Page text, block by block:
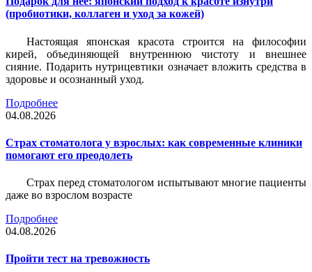
(пробиотики, коллаген и уход за кожей)
Настоящая японская красота строится на философии
кирей, объединяющей внутреннюю чистоту и внешнее
сияние. Подарить нутрицевтики означает вложить средства в
здоровье и осознанный уход.
Подробнее
04.08.2026
Страх стоматолога у взрослых: как современные клиники
помогают его преодолеть
Страх перед стоматологом испытывают многие пациенты
даже во взрослом возрасте
Подробнее
04.08.2026
Пройти тест на тревожность